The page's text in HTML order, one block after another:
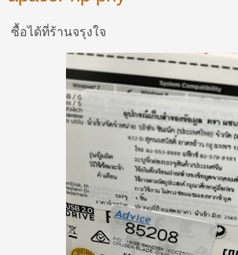
ซื้อได้ที่ร้านจรุงใจ